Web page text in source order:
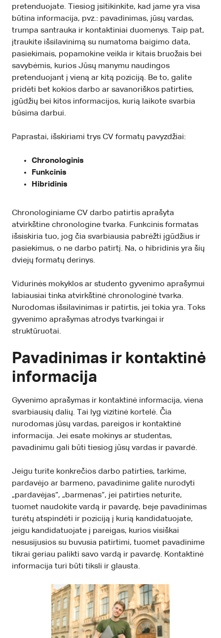
pretenduojate. Tiesiog įsitikinkite, kad jame yra visa
būtina informacija, pvz.: pavadinimas, jūsų vardas,
trumpa santrauka ir kontaktiniai duomenys. Taip pat,
įtraukite išsilavinimą su numatoma baigimo data,
pasiekimais, popamokine veikla ir kitais bruožais bei
savybėmis, kurios Jūsų manymu naudingos
pretenduojant į vieną ar kitą poziciją. Be to, galite
pridėti bet kokios darbo ar savanoriškos patirties,
įgūdžių bei kitos informacijos, kurią laikote svarbia
būsima darbui.
Paprastai, išskiriami trys CV formatų pavyzdžiai:
Chronologinis
Funkcinis
Hibridinis
Chronologiniame CV darbo patirtis aprašyta
atvirkštine chronologine tvarka. Funkcinis formatas
išsiskiria tuo, jog čia svarbiausia pabrėžti įgūdžius ir
pasiekimus, o ne darbo patirtį. Na, o hibridinis yra šių
dviejų formatų derinys.
Vidurinės mokyklos ar studento gyvenimo aprašymui
labiausiai tinka atvirkštinė chronologinė tvarka.
Nurodomas išsilavinimas ir patirtis, jei tokia yra. Toks
gyvenimo aprašymas atrodys tvarkingai ir
struktūruotai.
Pavadinimas ir kontaktinė
informacija
Gyvenimo aprašymas ir kontaktinė informacija, viena
svarbiausių dalių. Tai lyg vizitinė kortelė. Čia
nurodomas jūsų vardas, pareigos ir kontaktinė
informacija. Jei esate mokinys ar studentas,
pavadinimu gali būti tiesiog jūsų vardas ir pavardė.
Jeigu turite konkrečios darbo patirties, tarkime,
pardavėjo ar barmeno, pavadinime galite nurodyti
„pardavėjas“, „barmenas“, jei patirties neturite,
tuomet naudokite vardą ir pavardę, beje pavadinimas
turėtų atspindėti ir poziciją į kurią kandidatuojate,
jeigu kandidatuojate į pareigas, kurios visiškai
nesusijusios su buvusia patirtimi, tuomet pavadinime
tikrai geriau palikti savo vardą ir pavardę. Kontaktinė
informacija turi būti tiksli ir glausta.